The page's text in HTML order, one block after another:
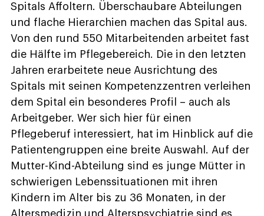
Spitals Affoltern. Überschaubare Abteilungen
und flache Hierarchien machen das Spital aus.
Von den rund 550 Mitarbeitenden arbeitet fast
die Hälfte im Pflegebereich. Die in den letzten
Jahren erarbeitete neue Ausrichtung des
Spitals mit seinen Kompetenzzentren verleihen
dem Spital ein besonderes Profil – auch als
Arbeitgeber. Wer sich hier für einen
Pflegeberuf interessiert, hat im Hinblick auf die
Patientengruppen eine breite Auswahl. Auf der
Mutter-Kind-Abteilung sind es junge Mütter in
schwierigen Lebenssituationen mit ihren
Kindern im Alter bis zu 36 Monaten, in der
Altersmedizin und Alterspsychiatrie sind es